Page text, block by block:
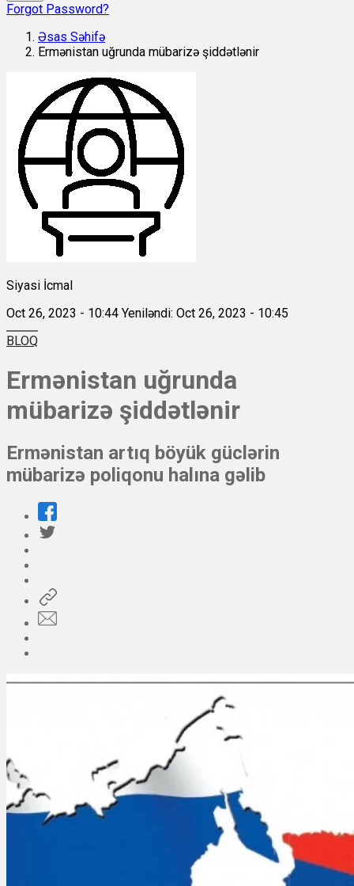
Forgot Password?
Əsas Səhifə
Ermənistan uğrunda mübarizə şiddətlənir
Siyasi İcmal
Oct 26, 2023 - 10:44 Yeniləndi: Oct 26, 2023 - 10:45
BLOQ
Ermənistan uğrunda
mübarizə şiddətlənir
Ermənistan artıq böyük güclərin
mübarizə poliqonu halına gəlib